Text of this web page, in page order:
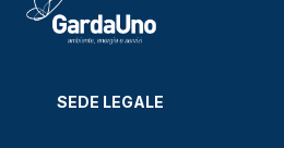
SEDE LEGALE